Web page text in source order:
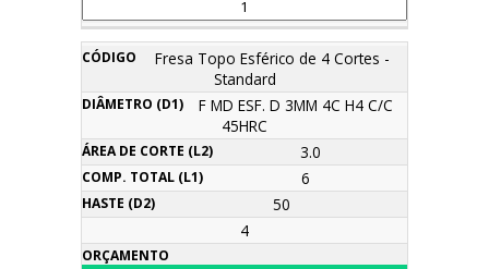
Fresa Topo Esférico de 4 Cortes -
Standard
F MD ESF. D 3MM 4C H4 C/C
45HRC
3.0
6
50
4